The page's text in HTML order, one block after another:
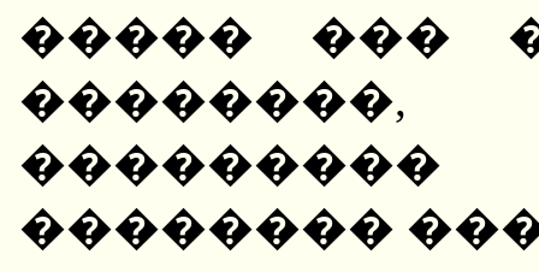
����� ���
��������,
��������